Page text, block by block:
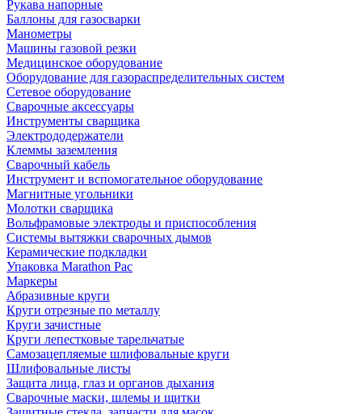
Рукава напорные
Баллоны для газосварки
Манометры
Машины газовой резки
Медицинское оборудование
Оборудование для газораспределительных систем
Сетевое оборудование
Сварочные аксессуары
Инструменты сварщика
Электрододержатели
Клеммы заземления
Сварочный кабель
Инструмент и вспомогательное оборудование
Магнитные угольники
Молотки сварщика
Вольфрамовые электроды и приспособления
Системы вытяжки сварочных дымов
Керамические подкладки
Упаковка Marathon Pac
Маркеры
Абразивные круги
Круги отрезные по металлу
Круги зачистные
Круги лепестковые тарельчатые
Самозацепляемые шлифовальные круги
Шлифовальные листы
Защита лица, глаз и органов дыхания
Сварочные маски, шлемы и щитки